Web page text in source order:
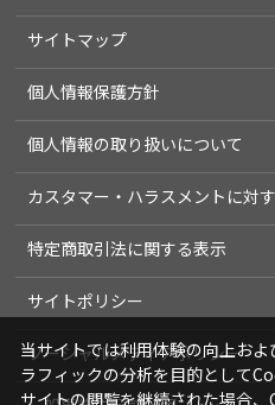
サイトマップ
個人情報保護方針
個人情報の取り扱いについて
カスタマー・ハラスメントに対
特定商取引法に関する表示
サイトポリシー
ソーシャルメディアポリシー
当サイトでは利用体験の向上お
ラフィックの分析を目的として
サイトの閲覧を継続された場合